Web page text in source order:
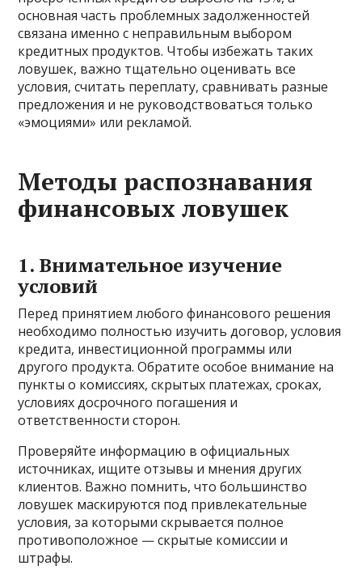
основная часть проблемных задолженностей
связана именно с неправильным выбором
кредитных продуктов. Чтобы избежать таких
ловушек, важно тщательно оценивать все
условия, считать переплату, сравнивать разные
предложения и не руководствоваться только
«эмоциями» или рекламой.
Методы распознавания
финансовых ловушек
1. Внимательное изучение
условий
Перед принятием любого финансового решения
необходимо полностью изучить договор, условия
кредита, инвестиционной программы или
другого продукта. Обратите особое внимание на
пункты о комиссиях, скрытых платежах, сроках,
условиях досрочного погашения и
ответственности сторон.
Проверяйте информацию в официальных
источниках, ищите отзывы и мнения других
клиентов. Важно помнить, что большинство
ловушек маскируются под привлекательные
условия, за которыми скрывается полное
противоположное — скрытые комиссии и
штрафы.